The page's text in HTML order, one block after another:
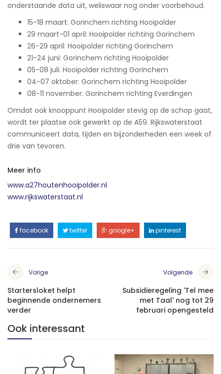
onderstaande data uit, weliswaar nog onder voorbehoud.
15-18 maart: Gorinchem richting Hooipolder
29 maart-01 april: Hooipolder richting Gorinchem
26-29 april: Hooipolder richting Gorinchem
21-24 juni: Gorinchem richting Hooipolder
05-08 juli: Hooipolder richting Gorinchem
04-07 oktober: Gorinchem richting Hooipolder
08-11 november: Gorinchem richting Everdingen
Omdat ook knooppunt Hooipolder stevig op de schop gaat,
wordt ter plaatse ook gewerkt op de A59. Rijkswaterstaat
communiceert data, tijden en bijzonderheden een week of
drie van tevoren.
Meer info
www.a27houtenhooipolder.nl
www.rijkswaterstaat.nl
facebook twitter google+ pinterest
Vorige
Startersloket helpt
beginnende ondernemers
verder
Volgende
Subsidieregeling 'Tel mee
met Taal' nog tot 29
februari opengesteld
Ook interessant